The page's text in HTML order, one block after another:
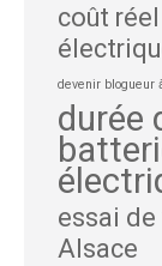
coût
devenir blogueur
durée
essai
Alsace